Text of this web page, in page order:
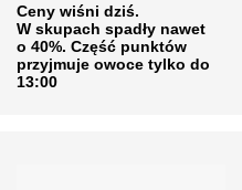
Ceny wiśni dziś.
W skupach spadły nawet
o 40%. Część punktów
przyjmuje owoce tylko do
13:00